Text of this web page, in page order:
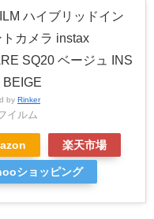
ハイブリッドイン
トカメラ instax
SQ20 ベージュ INS
BEIGE
by Rinker
イルム
楽天市場
ショッピング